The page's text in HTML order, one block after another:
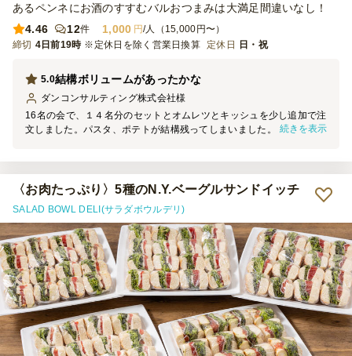
あるペンネにお酒のすすむバルおつまみは大満足間違いなし！
4.46
12件 1,000 円/人（15,000円〜）
締切 4日前19時 ※定休日を除く営業日換算 定休日 日・祝
結構ボリュームがあったかな
5.0
ダンコンサルティング株式会社様
16名の会で、１４名分のセットとオムレツとキッシュを少し追加で注
文しました。パスタ、ポテトが結構残ってしまいました。予想は少し
酒メインではなかったので、単にボリュームがあったのだと思いま
す。次回は別のコースで頼んでみようと思います。
続きを表示
〈お肉たっぷり〉5種のN.Y.ベーグルサンドイッチ
SALAD BOWL DELI(サラダボウルデリ)